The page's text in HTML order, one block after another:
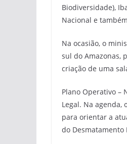
Biodiversidade),
Nacional e
Na ocasião, o
sul do Amazonas,
criação de uma
Plano Operativo –
Legal. Na
para orientar a
do Desmatamento